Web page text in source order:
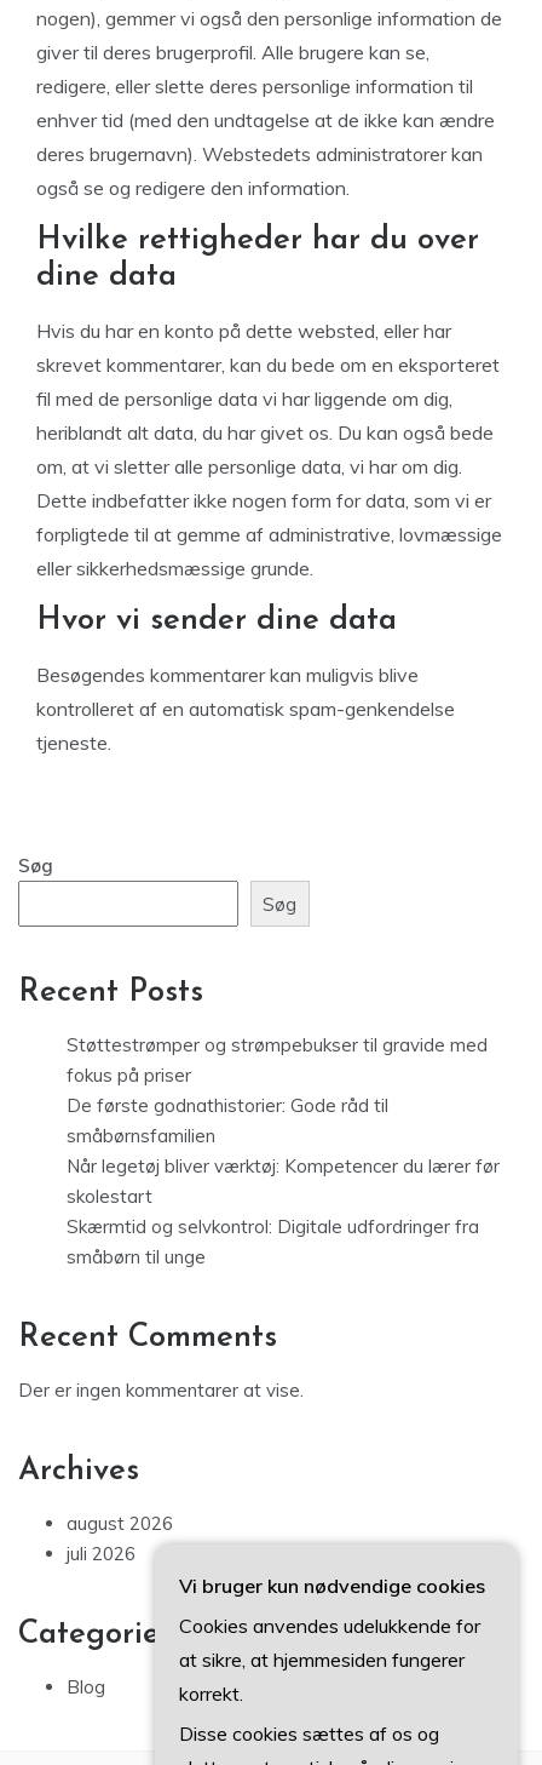
nogen), gemmer vi også den personlige information de
giver til deres brugerprofil. Alle brugere kan se,
redigere, eller slette deres personlige information til
enhver tid (med den undtagelse at de ikke kan ændre
deres brugernavn). Webstedets administratorer kan
også se og redigere den information.
Hvilke rettigheder har du over
dine data
Hvis du har en konto på dette websted, eller har
skrevet kommentarer, kan du bede om en eksporteret
fil med de personlige data vi har liggende om dig,
heriblandt alt data, du har givet os. Du kan også bede
om, at vi sletter alle personlige data, vi har om dig.
Dette indbefatter ikke nogen form for data, som vi er
forpligtede til at gemme af administrative, lovmæssige
eller sikkerhedsmæssige grunde.
Hvor vi sender dine data
Besøgendes kommentarer kan muligvis blive
kontrolleret af en automatisk spam-genkendelse
tjeneste.
Søg
Søg
Recent Posts
Støttestrømper og strømpebukser til gravide med
fokus på priser
De første godnathistorier: Gode råd til
småbørnsfamilien
Når legetøj bliver værktøj: Kompetencer du lærer før
skolestart
Skærmtid og selvkontrol: Digitale udfordringer fra
småbørn til unge
Recent Comments
Der er ingen kommentarer at vise.
Archives
august 2026
juli 2026
Categories
Blog
Vi bruger kun nødvendige cookies
Cookies anvendes udelukkende for
at sikre, at hjemmesiden fungerer
korrekt.
Disse cookies sættes af os og